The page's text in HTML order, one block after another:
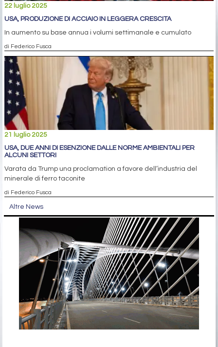
22 luglio 2025
USA, PRODUZIONE DI ACCIAIO IN LEGGERA CRESCITA
In aumento su base annua i volumi settimanale e cumulato
di Federico Fusca
21 luglio 2025
USA, DUE ANNI DI ESENZIONE DALLE NORME AMBIENTALI PER
ALCUNI SETTORI
Varata da Trump una proclamation a favore dell’industria del
minerale di ferro taconite
di Federico Fusca
Altre News